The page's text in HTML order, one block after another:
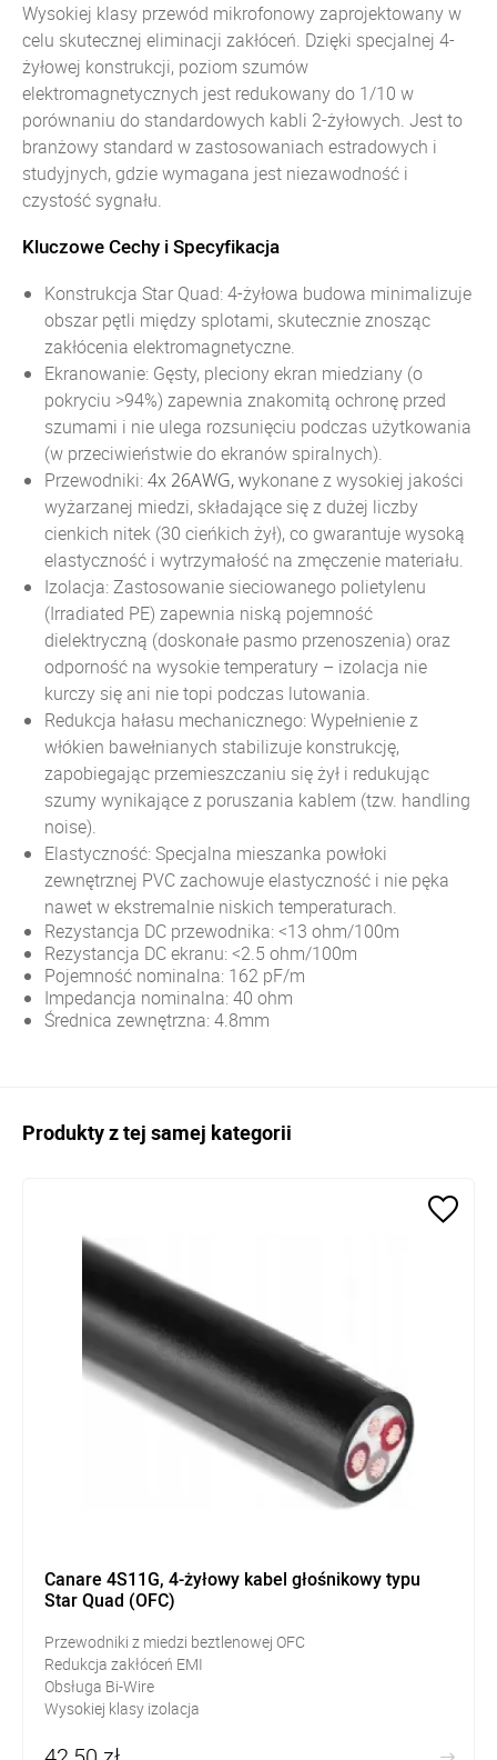
Wysokiej klasy przewód mikrofonowy zaprojektowany w
celu skutecznej eliminacji zakłóceń. Dzięki specjalnej 4-
żyłowej konstrukcji, poziom szumów
elektromagnetycznych jest redukowany do 1/10 w
porównaniu do standardowych kabli 2-żyłowych. Jest to
branżowy standard w zastosowaniach estradowych i
studyjnych, gdzie wymagana jest niezawodność i
czystość sygnału.
Kluczowe Cechy i Specyfikacja
Konstrukcja Star Quad: 4-żyłowa budowa minimalizuje
obszar pętli między splotami, skutecznie znosząc
zakłócenia elektromagnetyczne.
Ekranowanie: Gęsty, pleciony ekran miedziany (o
pokryciu >94%) zapewnia znakomitą ochronę przed
szumami i nie ulega rozsunięciu podczas użytkowania
(w przeciwieństwie do ekranów spiralnych).
Przewodniki:4x 26AWG, wykonane z wysokiej jakości
wyżarzanej miedzi, składające się z dużej liczby
cienkich nitek (30 cieńkich żył), co gwarantuje wysoką
elastyczność i wytrzymałość na zmęczenie materiału.
Izolacja: Zastosowanie sieciowanego polietylenu
(Irradiated PE) zapewnia niską pojemność
dielektryczną (doskonałe pasmo przenoszenia) oraz
odporność na wysokie temperatury – izolacja nie
kurczy się ani nie topi podczas lutowania.
Redukcja hałasu mechanicznego: Wypełnienie z
włókien bawełnianych stabilizuje konstrukcję,
zapobiegając przemieszczaniu się żył i redukując
szumy wynikające z poruszania kablem (tzw. handling
noise).
Elastyczność: Specjalna mieszanka powłoki
zewnętrznej PVC zachowuje elastyczność i nie pęka
nawet w ekstremalnie niskich temperaturach.
Rezystancja DC przewodnika: <13 ohm/100m
Rezystancja DC ekranu: <2.5 ohm/100m
Pojemność nominalna: 162 pF/m
Impedancja nominalna: 40 ohm
Średnica zewnętrzna: 4.8mm
Produkty z tej samej kategorii
Canare 4S11G, 4-żyłowy kabel głośnikowy typu
Star Quad (OFC)
Przewodniki z miedzi beztlenowej OFC
Redukcja zakłóceń EMI
Obsługa Bi-Wire
Wysokiej klasy izolacja